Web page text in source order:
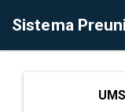
Sistema